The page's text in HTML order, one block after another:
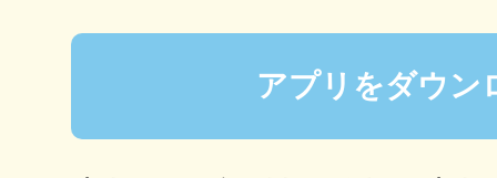
アプリをダウン
秋葉原